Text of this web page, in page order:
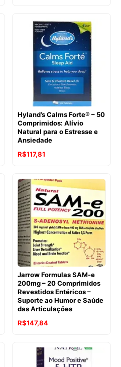
original
R$428,30.
atual
é:
R$275,10.
Hyland’s Calms Forte® – 50
Comprimidos: Alívio
Natural para o Estresse e
Ansiedade
O
original
era:
R$141,91.
R$117,81
atual
é:
R$117,81.
Jarrow Formulas SAM-e
200mg – 20 Comprimidos
Revestidos Entéricos –
Suporte ao Humor e Saúde
das Articulações
O
original
R$147,84O
atual
é: